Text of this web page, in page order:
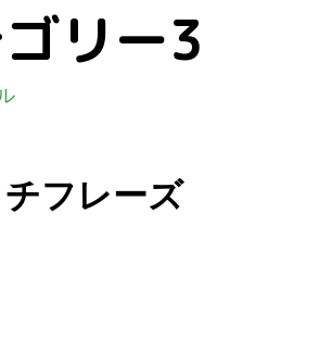
リー3
フレーズ